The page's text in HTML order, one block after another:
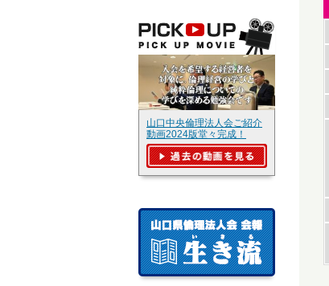
山口中央倫理法人会ご紹介
動画2024版堂々完成！